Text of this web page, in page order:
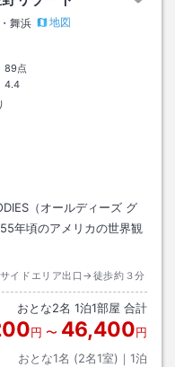
舞浜
地図
89点
4.4
（オールディーズ グ
年頃のアメリカの世界観
イドエリア出口→徒歩約３分
おとな2名 1泊1部屋 合計
円 〜 46,400円
おとな1名 (2名1室)｜ 1泊